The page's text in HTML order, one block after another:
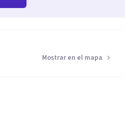
Mostrar en el mapa